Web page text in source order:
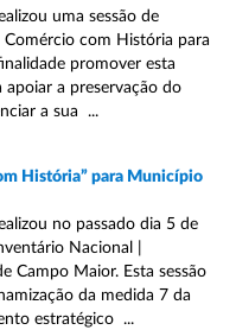
uma sessão de
com História para
promover esta
a preservação do
a sua ...
História” para Município
no passado dia 5 de
Nacional |
Campo Maior. Esta sessão
da medida 7 da
estratégico ...